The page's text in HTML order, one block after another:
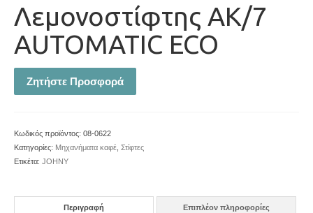
Λεμονοστίφτης ΑΚ/7
AUTOMATIC ECO
Ζητήστε Προσφορά
Κωδικός προϊόντος: 08-0622
Κατηγορίες: Μηχανήματα καφέ Στίφτες
Ετικέτα: JOHNY
Περιγραφή Επιπλέον πληροφορίες